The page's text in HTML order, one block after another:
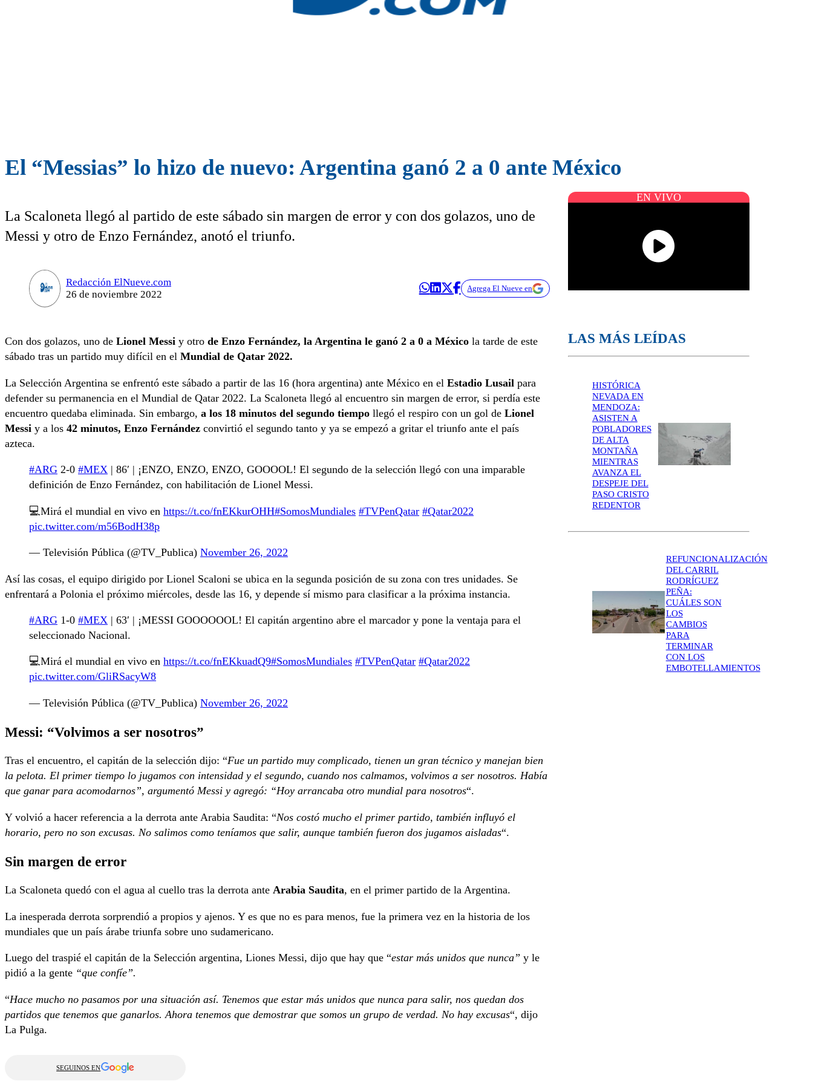
El “Messias” lo hizo de nuevo: Argentina ganó 2 a 0 ante México
La Scaloneta llegó al partido de este sábado sin margen de error y con dos golazos, uno de
Messi y otro de Enzo Fernández, anotó el triunfo.
Redacción ElNueve.com
26 de noviembre 2022
Agrega El Nueve en
Con dos golazos, uno de Lionel Messi y otro de Enzo Fernández, la Argentina le ganó 2 a 0 a México la tarde de este
sábado tras un partido muy difícil en el Mundial de Qatar 2022.
La Selección Argentina se enfrentó este sábado a partir de las 16 (hora argentina) ante México en el Estadio Lusail para
defender su permanencia en el Mundial de Qatar 2022. La Scaloneta llegó al encuentro sin margen de error, si perdía este
encuentro quedaba eliminada. Sin embargo, a los 18 minutos del segundo tiempo llegó el respiro con un gol de Lionel
Messi y a los 42 minutos, Enzo Fernández convirtió el segundo tanto y ya se empezó a gritar el triunfo ante el país
azteca.
#ARG 2-0 #MEX | 86′ | ¡ENZO, ENZO, ENZO, GOOOOL! El segundo de la selección llegó con una imparable
definición de Enzo Fernández, con habilitación de Lionel Messi.
💻Mirá el mundial en vivo en https://t.co/fnEKkurOHH#SomosMundiales #TVPenQatar #Qatar2022
pic.twitter.com/m56BodH38p
— Televisión Pública (@TV_Publica) November 26, 2022
Así las cosas, el equipo dirigido por Lionel Scaloni se ubica en la segunda posición de su zona con tres unidades. Se
enfrentará a Polonia el próximo miércoles, desde las 16, y depende sí mismo para clasificar a la próxima instancia.
#ARG 1-0 #MEX | 63′ | ¡MESSI GOOOOOOL! El capitán argentino abre el marcador y pone la ventaja para el
seleccionado Nacional.
💻Mirá el mundial en vivo en https://t.co/fnEKkuadQ9#SomosMundiales #TVPenQatar #Qatar2022
pic.twitter.com/GliRSacyW8
— Televisión Pública (@TV_Publica) November 26, 2022
Messi: “Volvimos a ser nosotros”
Tras el encuentro, el capitán de la selección dijo: “Fue un partido muy complicado, tienen un gran técnico y manejan bien
la pelota. El primer tiempo lo jugamos con intensidad y el segundo, cuando nos calmamos, volvimos a ser nosotros. Había
que ganar para acomodarnos”, argumentó Messi y agregó: “Hoy arrancaba otro mundial para nosotros“.
Y volvió a hacer referencia a la derrota ante Arabia Saudita: “Nos costó mucho el primer partido, también influyó el
horario, pero no son excusas. No salimos como teníamos que salir, aunque también fueron dos jugamos aisladas“.
Sin margen de error
La Scaloneta quedó con el agua al cuello tras la derrota ante Arabia Saudita, en el primer partido de la Argentina.
La inesperada derrota sorprendió a propios y ajenos. Y es que no es para menos, fue la primera vez en la historia de los
mundiales que un país árabe triunfa sobre uno sudamericano.
Luego del traspié el capitán de la Selección argentina, Liones Messi, dijo que hay que “estar más unidos que nunca” y le
pidió a la gente “que confíe”.
“Hace mucho no pasamos por una situación así. Tenemos que estar más unidos que nunca para salir, nos quedan dos
partidos que tenemos que ganarlos. Ahora tenemos que demostrar que somos un grupo de verdad. No hay excusas“, dijo
La Pulga.
SEGUINOS EN
EN VIVO
LAS MÁS LEÍDAS
HISTÓRICA
NEVADA EN
MENDOZA:
ASISTEN A
POBLADORES
DE ALTA
MONTAÑA
MIENTRAS
AVANZA EL
DESPEJE DEL
PASO CRISTO
REDENTOR
REFUNCIONALIZACIÓN
DEL CARRIL
RODRÍGUEZ
PEÑA:
CUÁLES SON
LOS
CAMBIOS
PARA
TERMINAR
CON LOS
EMBOTELLAMIENTOS